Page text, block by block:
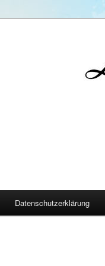
Datenschutzerklärung